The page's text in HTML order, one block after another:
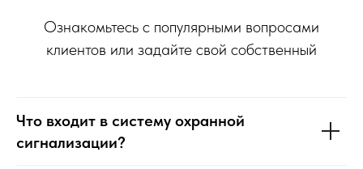
Ознакомьтесь с популярными вопросами
клиентов или задайте свой собственный
Что входит в систему охранной
сигнализации?